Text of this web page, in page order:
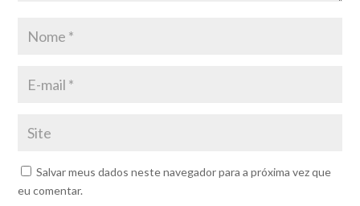
Salvar meus dados neste navegador para a próxima vez que
eu comentar.